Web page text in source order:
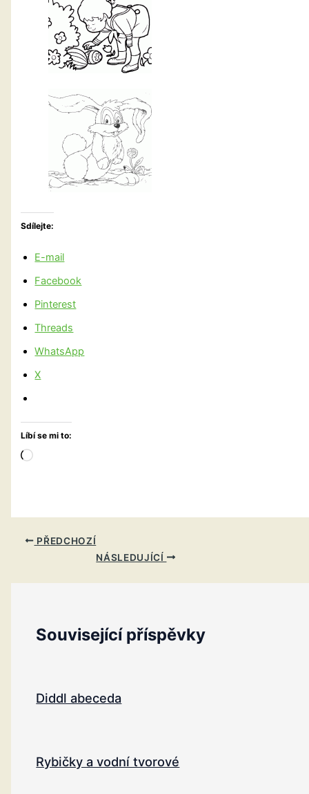
Sdílejte:
E-mail
Facebook
Pinterest
Threads
WhatsApp
X
Líbí se mi to:
Načítání…
PŘEDCHOZÍ
NÁSLEDUJÍCÍ
Související příspěvky
Diddl abeceda
Rybičky a vodní tvorové